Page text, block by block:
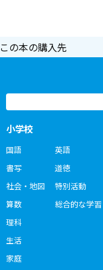
この本の購入先
小学校
国語
書写
社会・地図
算数
理科
生活
家庭
英語
道徳
特別活動
総合的な学習